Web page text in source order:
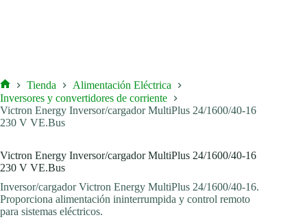
Inicio
Tienda
Alimentación Eléctrica
Inversores y convertidores de corriente
Victron Energy Inversor/cargador MultiPlus 24/1600/40-16
230 V VE.Bus
Victron Energy Inversor/cargador MultiPlus 24/1600/40-16
230 V VE.Bus
Inversor/cargador Victron Energy MultiPlus 24/1600/40-16.
Proporciona alimentación ininterrumpida y control remoto
para sistemas eléctricos.